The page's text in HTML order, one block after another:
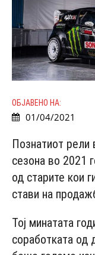
ОБЈАВЕНО НА:
01/04/2021
Познатиот рели
сезона во 2021
од старите кои
стави на
Тој минатата
соработката од